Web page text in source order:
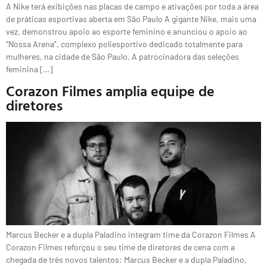
A Nike terá exibições nas placas de campo e ativações por toda a área
de práticas esportivas aberta em São Paulo A gigante Nike, mais uma
vez, demonstrou apoio ao esporte feminino e anunciou o apoio ao
“Nossa Arena”, complexo poliesportivo dedicado totalmente para
mulheres, na cidade de São Paulo. A patrocinadora das seleções
feminina […]
Corazon Filmes amplia equipe de
diretores
Marcus Becker e a dupla Paladino integram time da Corazon Filmes A
Corazon Filmes reforçou o seu time de diretores de cena com a
chegada de três novos talentos: Marcus Becker e a dupla Paladino,